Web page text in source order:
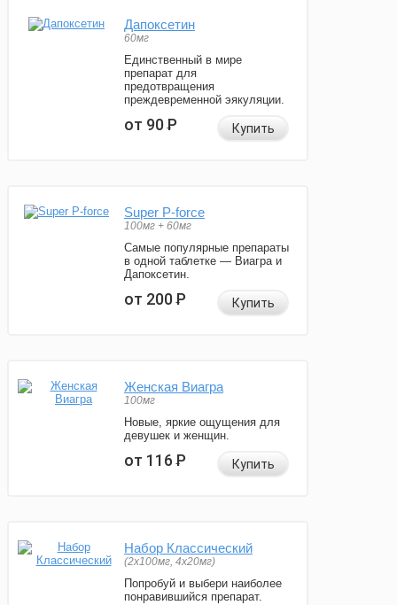
Дапоксетин
60мг
Единственный в мире
препарат для
предотвращения
преждевременной эякуляции.
от 90Р Купить
Super P-force
100мг + 60мг
Самые популярные препараты
в одной таблетке — Виагра и
Дапоксетин.
от 200Р Купить
Женская Виагра
100мг
Новые, яркие ощущения для
девушек и женщин.
от 116Р Купить
Набор Классический
(2x100мг, 4x20мг)
Попробуй и выбери наиболее
понравившийся препарат.